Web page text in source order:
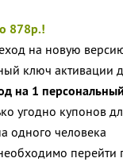
878р.!
на новую
ключ активации
на 1
угодно купонов
одного человека
перейти